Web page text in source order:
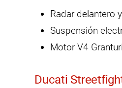
Radar delantero
Suspensión
Motor V4
Ducati